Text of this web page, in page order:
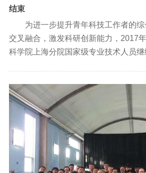
结束
为进一步提升青年科技工作者的
交叉融合，激发科研创新能力，2017
科学院上海分院国家级专业技术人员
后参加了本次交流。